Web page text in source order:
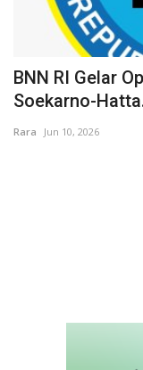
BNN RI Gelar
Soekarno-
Rara Jun 10, 2026